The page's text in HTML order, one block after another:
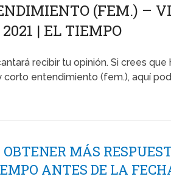
(FEM.) –
| EL TIEMPO
recibir tu opinión. Si crees que
corto entendimiento (fem.), aquí
MÁS
ANTES DE LA